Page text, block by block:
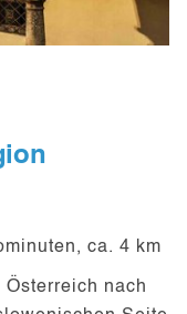
ca. 4 km
Österreich nach